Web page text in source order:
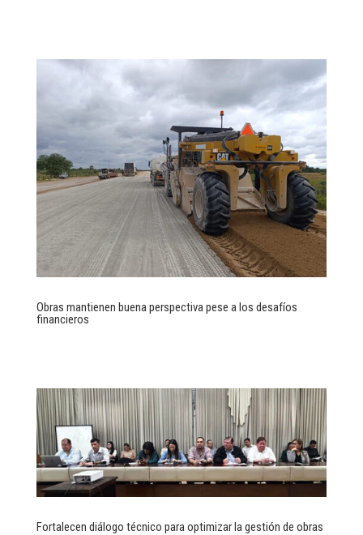
Obras mantienen buena perspectiva pese a los desafíos
financieros
Fortalecen diálogo técnico para optimizar la gestión de obras